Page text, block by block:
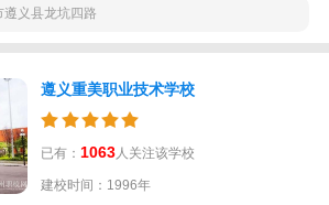
义县龙坑四路
遵义重美职业技术学校
已有： 1063 人关注该学校
建校时间：1996年